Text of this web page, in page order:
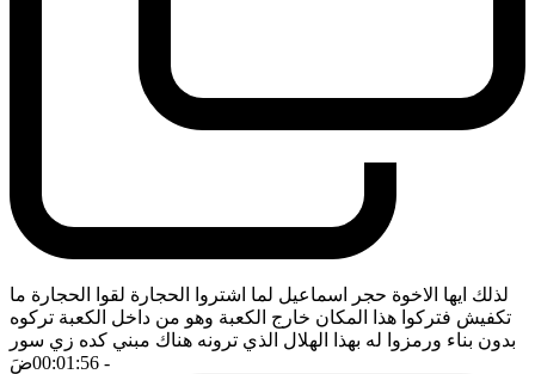
لذلك ايها الاخوة حجر اسماعيل لما اشتروا الحجارة لقوا الحجارة ما
تكفيش فتركوا هذا المكان خارج الكعبة وهو من داخل الكعبة تركوه
بدون بناء ورمزوا له بهذا الهلال الذي ترونه هناك مبني كده زي سور
- 00:01:56
ضَ